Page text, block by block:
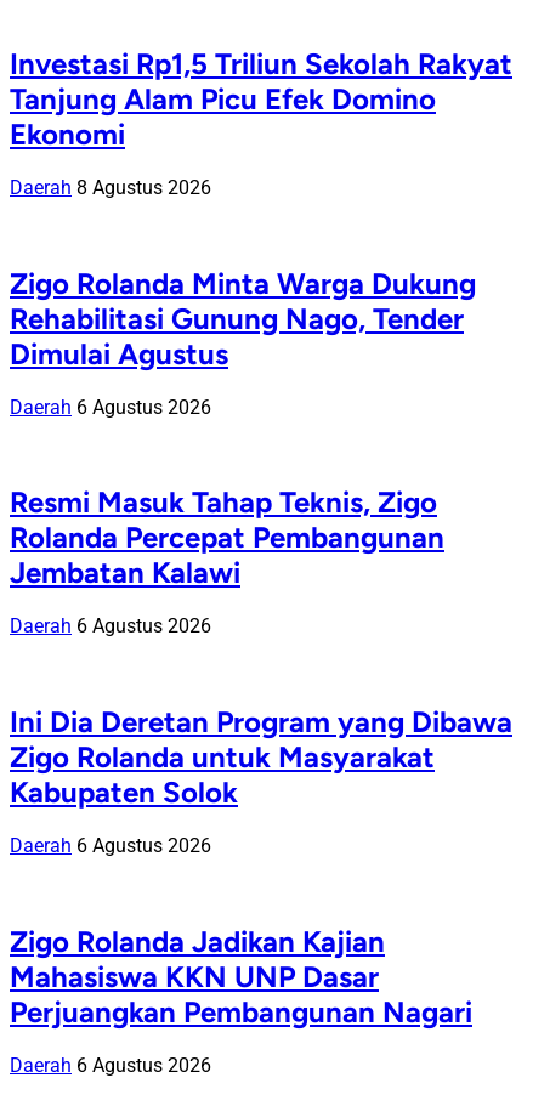
Investasi Rp1,5 Triliun Sekolah Rakyat
Tanjung Alam Picu Efek Domino
Ekonomi
Daerah 8 Agustus 2026
Zigo Rolanda Minta Warga Dukung
Rehabilitasi Gunung Nago, Tender
Dimulai Agustus
Daerah 6 Agustus 2026
Resmi Masuk Tahap Teknis, Zigo
Rolanda Percepat Pembangunan
Jembatan Kalawi
Daerah 6 Agustus 2026
Ini Dia Deretan Program yang Dibawa
Zigo Rolanda untuk Masyarakat
Kabupaten Solok
Daerah 6 Agustus 2026
Zigo Rolanda Jadikan Kajian
Mahasiswa KKN UNP Dasar
Perjuangkan Pembangunan Nagari
Daerah 6 Agustus 2026